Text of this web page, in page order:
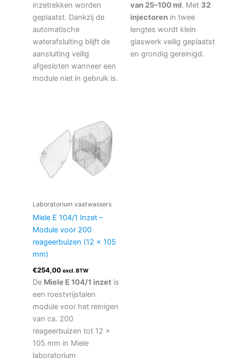
inzetrekken worden
geplaatst. Dankzij de
automatische
waterafsluiting blijft de
aansluiting veilig
afgesloten wanneer een
module niet in gebruik is.
van 25–100 ml. Met 32
injectorenin twee
lengtes wordt klein
glaswerk veilig geplaatst
en grondig gereinigd.
Laboratorium vaatwassers
Miele E 104/1 Inzet –
Module voor 200
reageerbuizen (12 x 105
mm)
€254,00 excl. BTW
De Miele E 104/1 inzet is
een roestvrijstalen
module voor het reinigen
van ca. 200
reageerbuizen tot 12 x
105 mm in Miele
laboratorium